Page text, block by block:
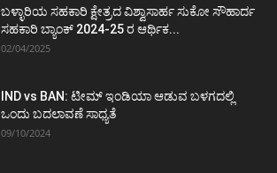
ಬಳ್ಳಾರಿಯ ಸಹಕಾರಿ ಕ್ಷೇತ್ರದ ವಿಶ್ವಾಸಾರ್ಹ ಸುಕೋ ಸೌಹಾರ್ದ
ಸಹಕಾರಿ ಬ್ಯಾಂಕ್ 2024-25 ರ ಆರ್ಥಿಕ...
02/04/2025
IND vs BAN: ಟೀಮ್ ಇಂಡಿಯಾ ಆಡುವ ಬಳಗದಲ್ಲಿ
ಒಂದು ಬದಲಾವಣೆ ಸಾಧ್ಯತೆ
09/10/2024